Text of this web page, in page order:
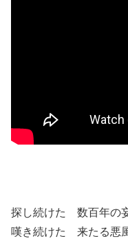
探し続けた 数百年の
嘆き続けた 来たる悪